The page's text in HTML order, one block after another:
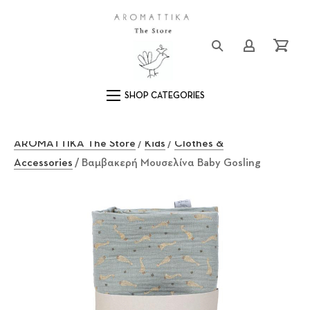
Logo
Main Navigation
AROMATTIKA The Store / Kids / Clothes &
Accessories / Βαμβακερή Μουσελίνα Baby Gosling